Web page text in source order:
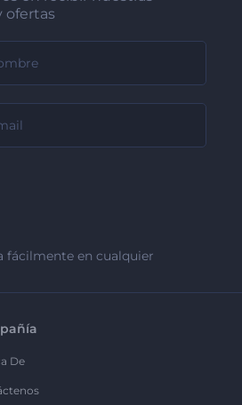
ofertas
fácilmente en cualquier
De